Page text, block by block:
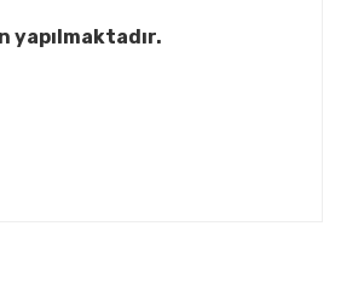
yapılmaktadır.